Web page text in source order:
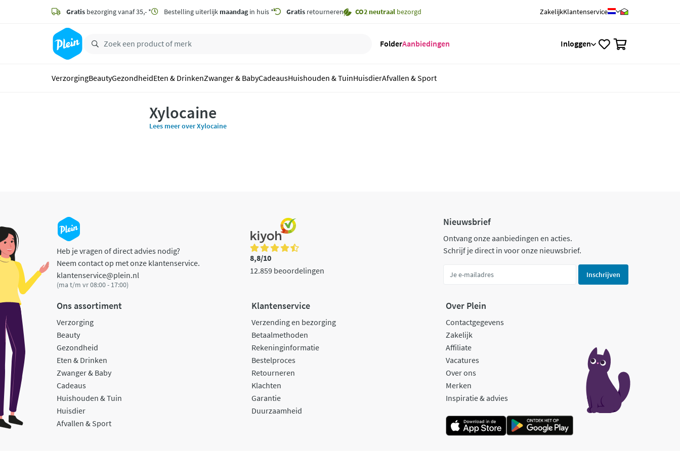
zoeken
hoofdinhoud
Gratis bezorging vanaf 35,- * Bestelling uiterlijk maandagin huis * Gratis retourneren CO2 neutraal bezorgd ZakelijkKlantenservice
FolderAanbiedingen Inloggen
VerzorgingBeautyGezondheidEten & DrinkenZwanger & BabyCadeausHuishouden & TuinHuisdierAfvallen & Sport
Xylocaine
Lees meer over Xylocaine
Heb je vragen of direct advies nodig?
Neem contact op met onze klantenservice.
klantenservice@plein.nl
(ma t/m vr 08:00 - 17:00)
8,8/10
12.859 beoordelingen
Nieuwsbrief
Ontvang onze aanbiedingen en acties.
Schrijf je direct in voor onze nieuwsbrief.
Inschrijven
Ons assortiment
Verzorging
Beauty
Gezondheid
Eten & Drinken
Zwanger & Baby
Cadeaus
Huishouden & Tuin
Huisdier
Afvallen & Sport
Klantenservice
Verzending en bezorging
Betaalmethoden
Rekeninginformatie
Bestelproces
Retourneren
Klachten
Garantie
Duurzaamheid
Over Plein
Contactgegevens
Zakelijk
Affiliate
Vacatures
Over ons
Merken
Inspiratie & advies